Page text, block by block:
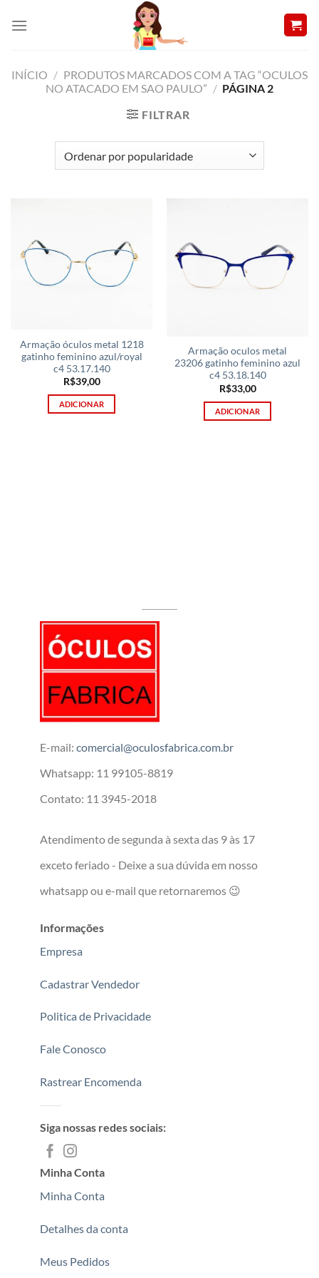
INÍCIO / PRODUTOS MARCADOS COM A TAG “OCULOS
NO ATACADO EM SAO PAULO” / PÁGINA 2
FILTRAR
Armação óculos metal 1218
gatinho feminino azul/royal
c4 53.17.140
R$39,00
ADICIONAR
Armação oculos metal
23206 gatinho feminino azul
c4 53.18.140
R$33,00
ADICIONAR
E-mail: comercial@oculosfabrica.com.br
Whatsapp: 11 99105-8819
Contato: 11 3945-2018
Atendimento de segunda à sexta das 9 às 17
exceto feriado - Deixe a sua dúvida em nosso
whatsapp ou e-mail que retornaremos 😉
Informações
Empresa
Cadastrar Vendedor
Politica de Privacidade
Fale Conosco
Rastrear Encomenda
Siga nossas redes sociais:
Minha Conta
Minha Conta
Detalhes da conta
Meus Pedidos